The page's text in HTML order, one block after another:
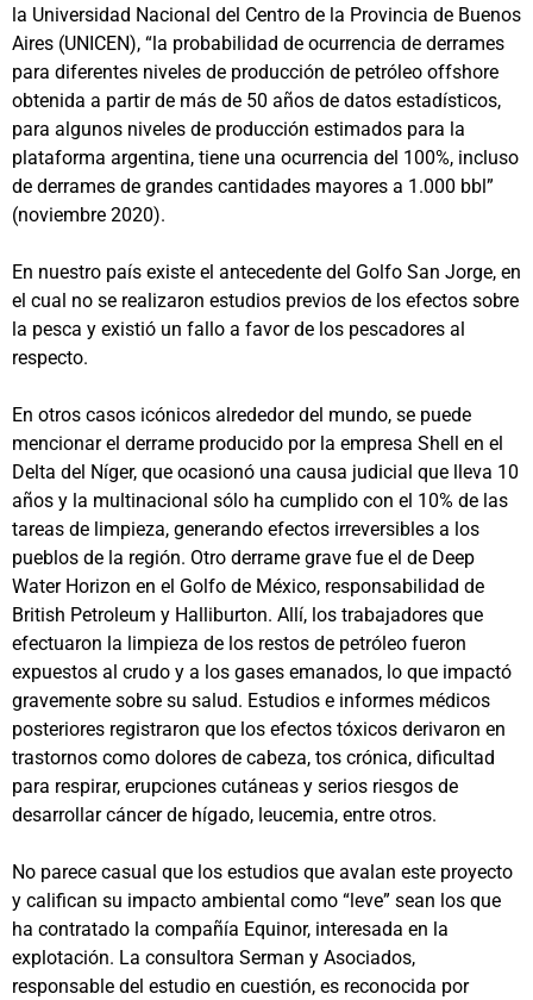
la Universidad Nacional del Centro de la Provincia de Buenos
Aires (UNICEN), “la probabilidad de ocurrencia de derrames
para diferentes niveles de producción de petróleo offshore
obtenida a partir de más de 50 años de datos estadísticos,
para algunos niveles de producción estimados para la
plataforma argentina, tiene una ocurrencia del 100%, incluso
de derrames de grandes cantidades mayores a 1.000 bbl”
(noviembre 2020).
En nuestro país existe el antecedente del Golfo San Jorge, en
el cual no se realizaron estudios previos de los efectos sobre
la pesca y existió un fallo a favor de los pescadores al
respecto.
En otros casos icónicos alrededor del mundo, se puede
mencionar el derrame producido por la empresa Shell en el
Delta del Níger, que ocasionó una causa judicial que lleva 10
años y la multinacional sólo ha cumplido con el 10% de las
tareas de limpieza, generando efectos irreversibles a los
pueblos de la región. Otro derrame grave fue el de Deep
Water Horizon en el Golfo de México, responsabilidad de
British Petroleum y Halliburton. Allí, los trabajadores que
efectuaron la limpieza de los restos de petróleo fueron
expuestos al crudo y a los gases emanados, lo que impactó
gravemente sobre su salud. Estudios e informes médicos
posteriores registraron que los efectos tóxicos derivaron en
trastornos como dolores de cabeza, tos crónica, dificultad
para respirar, erupciones cutáneas y serios riesgos de
desarrollar cáncer de hígado, leucemia, entre otros.
No parece casual que los estudios que avalan este proyecto
y califican su impacto ambiental como “leve” sean los que
ha contratado la compañía Equinor, interesada en la
explotación. La consultora Serman y Asociados,
responsable del estudio en cuestión, es reconocida por